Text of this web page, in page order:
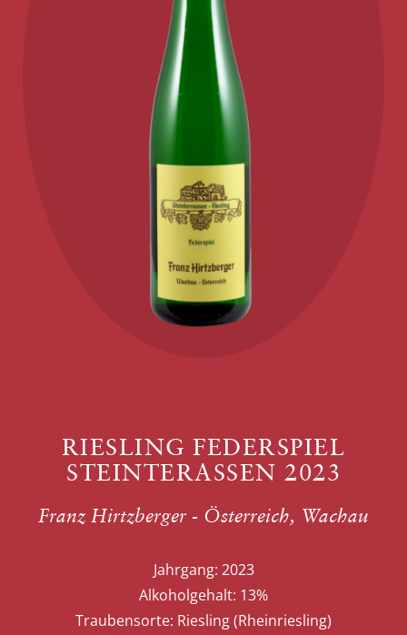
RIESLING FEDERSPIEL
STEINTERASSEN 2023
Franz Hirtzberger - Österreich, Wachau
Jahrgang: 2023
Alkoholgehalt: 13%
Traubensorte: Riesling (Rheinriesling)